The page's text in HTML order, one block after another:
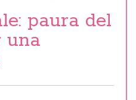
paura del
una